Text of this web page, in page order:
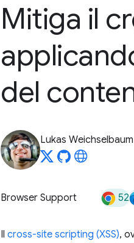
Mitiga il
del
Lukas Weichselbaum
Browser Support 52
Il cross-site scripting (XSS),